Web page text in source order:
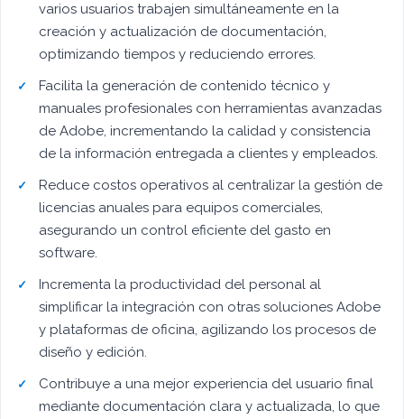
varios usuarios trabajen simultáneamente en la
creación y actualización de documentación,
optimizando tiempos y reduciendo errores.
Facilita la generación de contenido técnico y
manuales profesionales con herramientas avanzadas
de Adobe, incrementando la calidad y consistencia
de la información entregada a clientes y empleados.
Reduce costos operativos al centralizar la gestión de
licencias anuales para equipos comerciales,
asegurando un control eficiente del gasto en
software.
Incrementa la productividad del personal al
simplificar la integración con otras soluciones Adobe
y plataformas de oficina, agilizando los procesos de
diseño y edición.
Contribuye a una mejor experiencia del usuario final
mediante documentación clara y actualizada, lo que